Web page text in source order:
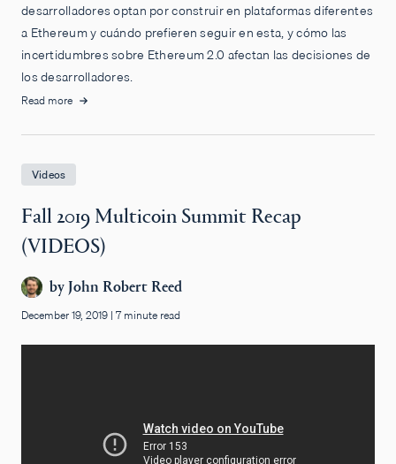
desarrolladores optan por construir en plataformas diferentes
a Ethereum y cuándo prefieren seguir en esta, y cómo las
incertidumbres sobre Ethereum 2.0 afectan las decisiones de
los desarrolladores.
Read more
Videos
Fall 2019 Multicoin Summit Recap
(VIDEOS)
byJohn Robert Reed
December 19, 2019 | 7 minute read